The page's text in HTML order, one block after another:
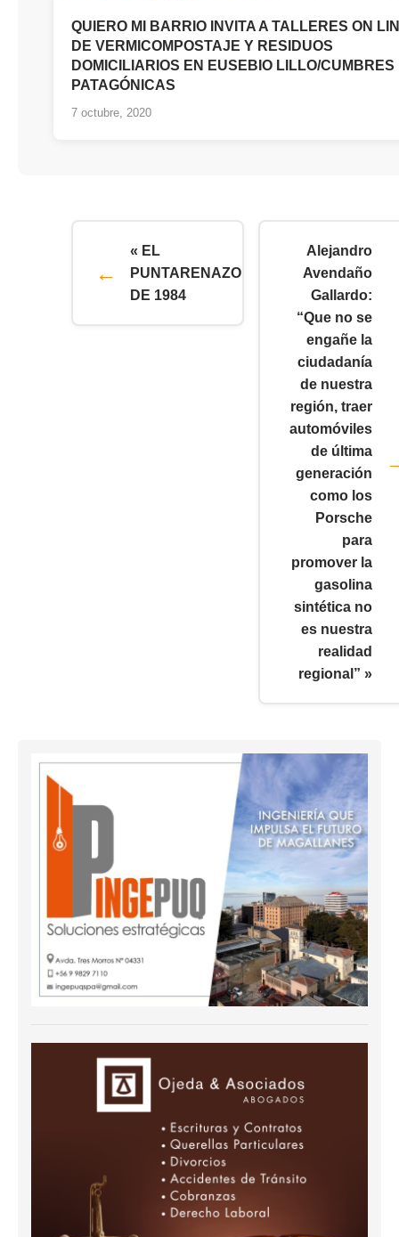
QUIERO MI BARRIO INVITA A TALLERES ON
DE VERMICOMPOSTAJE Y RESIDUOS
DOMICILIARIOS EN EUSEBIO LILLO/CUMBRES
PATAGÓNICAS
7 octubre, 2020
« EL
PUNTARENAZO
DE 1984
Alejandro
Avendaño
Gallardo:
“Que no se
engañe la
ciudadanía
de nuestra
región, traer
automóviles
de última
generación
como los
Porsche
para
promover la
gasolina
sintética no
es nuestra
realidad
regional” »